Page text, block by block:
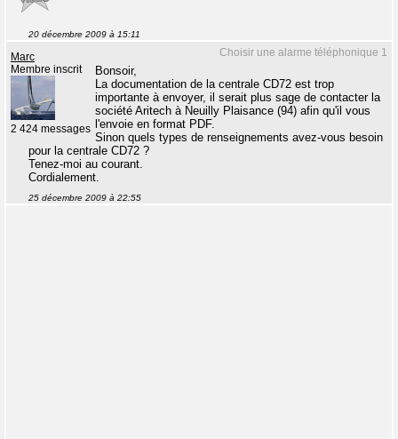
20 décembre 2009 à 15:11
Choisir une alarme téléphonique 1
Marc
Membre inscrit
2 424 messages
Bonsoir,
La documentation de la centrale CD72 est trop
importante à envoyer, il serait plus sage de contacter la
société Aritech à Neuilly Plaisance (94) afin qu'il vous
l'envoie en format PDF.
Sinon quels types de renseignements avez-vous besoin
pour la centrale CD72 ?
Tenez-moi au courant.
Cordialement.
25 décembre 2009 à 22:55